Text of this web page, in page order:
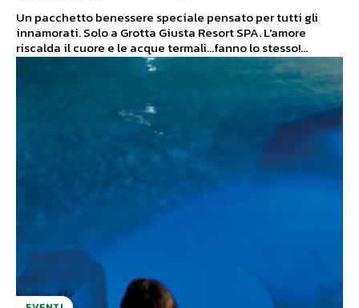
Un pacchetto benessere speciale pensato per tutti gli
innamorati. Solo a Grotta Giusta Resort SPA. L'amore
riscalda il cuore e le acque termali...fanno lo stesso!...